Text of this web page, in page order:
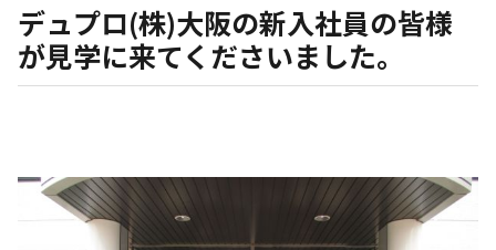
デュプロ(株)大阪の新入社員の皆様
が見学に来てくださいました。